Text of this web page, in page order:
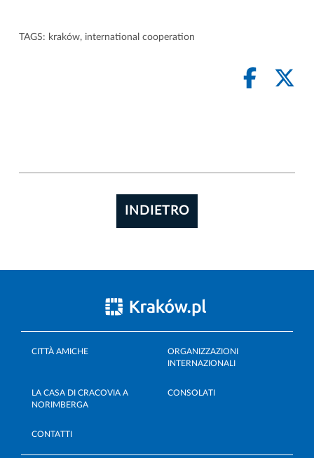
TAGS: kraków, international cooperation
INDIETRO
CITTÀ AMICHE
ORGANIZZAZIONI
INTERNAZIONALI
LA CASA DI CRACOVIA A
NORIMBERGA
CONSOLATI
CONTATTI